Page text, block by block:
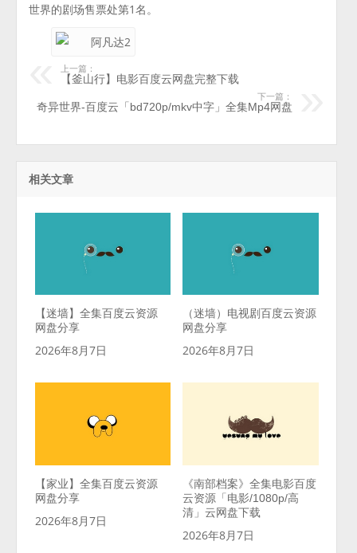
世界的剧场售票处第1名。
上一篇：
【釜山行】电影百度云网盘完整下载
下一篇：
奇异世界-百度云「bd720p/mkv中字」全集Mp4网盘
相关文章
【迷墙】全集百度云资源
网盘分享
2026年8月7日
（迷墙）电视剧百度云资源
网盘分享
2026年8月7日
【家业】全集百度云资源
网盘分享
2026年8月7日
《南部档案》全集电影百度
云资源「电影/1080p/高
清」云网盘下载
2026年8月7日